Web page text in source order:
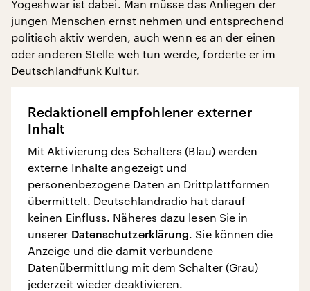
Yogeshwar ist dabei. Man müsse das Anliegen der
jungen Menschen ernst nehmen und entsprechend
politisch aktiv werden, auch wenn es an der einen
oder anderen Stelle weh tun werde, forderte er im
Deutschlandfunk Kultur.
Redaktionell empfohlener externer
Inhalt
Mit Aktivierung des Schalters (Blau) werden
externe Inhalte angezeigt und
personenbezogene Daten an Drittplattformen
übermittelt. Deutschlandradio hat darauf
keinen Einfluss. Näheres dazu lesen Sie in
unserer Datenschutzerklärung. Sie können die
Anzeige und die damit verbundene
Datenübermittlung mit dem Schalter (Grau)
jederzeit wieder deaktivieren.